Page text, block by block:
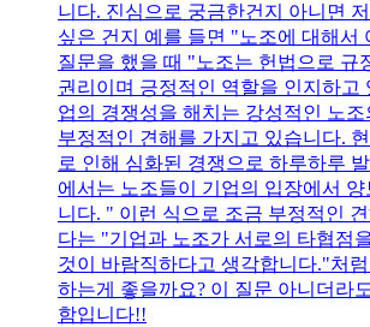
니다. 진심으로 궁금한건지 아니면
싶은 건지 예를 들면 "노조에 대해서
질문을 했을 때 "노조는 헌법으로 규
권리이며 긍정적인 역할을 인지하고
업의 경쟁성을 해치는 강성적인 노
부정적인 견해를 가지고 있습니다.
로 인해 심화된 경쟁으로 하루하루
에서는 노조들이 기업의 입장에서
니다. " 이런 식으로 조금 부정적인
다는 "기업과 노조가 서로의 타협점
것이 바람직하다고 생각합니다."처
하는게 좋을까요? 이 질문 아니더라
함입니다!!